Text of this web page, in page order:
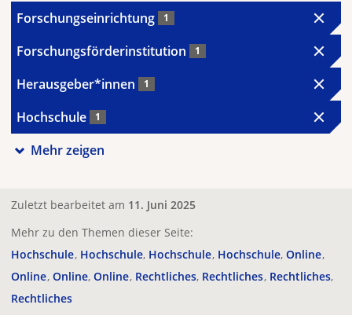
Forschungseinrichtung 1
Forschungsförderinstitution 1
Herausgeber*innen 1
Hochschule 1
Mehr zeigen
Zuletzt bearbeitet am 11. Juni 2025
Mehr zu den Themen dieser Seite:
Hochschule Hochschule Hochschule Hochschule Online
Online Online Online Rechtliches Rechtliches Rechtliches
Rechtliches